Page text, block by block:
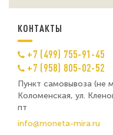
КОНТАКТЫ
+7 (499) 755-91-45
+7 (958) 805-02-52
Пункт самовывоза (не
Коломенская, ул.
пт
info@moneta-mira.ru